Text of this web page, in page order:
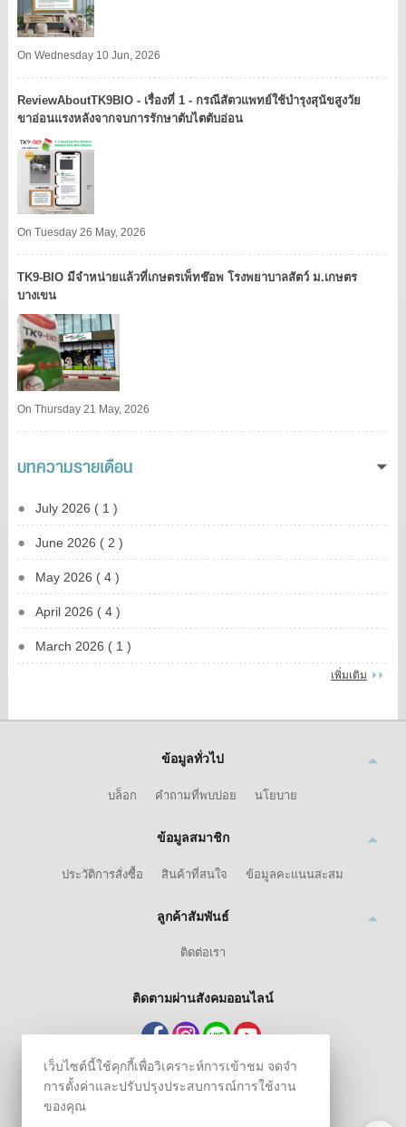
On Wednesday 10 Jun, 2026
ReviewAboutTK9BIO - เรื่องที่ 1 - กรณีสัตวแพทย์ใช้บำรุงสุนัขสูงวัย
ขาอ่อนแรงหลังจากจบการรักษาตับไตตับอ่อน
On Tuesday 26 May, 2026
TK9​-BIO มีจำหน่ายแล้วที่เกษตรเพ็ทช๊อพ โรงพยาบาลสัตว์ ม.เกษตร
บางเขน​
On Thursday 21 May, 2026
บทความรายเดือน
July 2026 ( 1 )
June 2026 ( 2 )
May 2026 ( 4 )
April 2026 ( 4 )
March 2026 ( 1 )
เพิ่มเติม
ข้อมูลทั่วไป
บล็อก คำถามที่พบบ่อย นโยบาย
ข้อมูลสมาชิก
ประวัติการสั่งซื้อ สินค้าที่สนใจ ข้อมูลคะแนนสะสม
ลูกค้าสัมพันธ์
ติดต่อเรา
ติดตามผ่านสังคมออนไลน์
เว็บไซต์นี้ใช้คุกกี้เพื่อวิเคราะห์การเข้าชม จดจำ
การตั้งค่าและปรับปรุงประสบการณ์การใช้งาน
ของคุณ